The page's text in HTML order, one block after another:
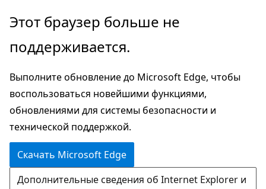
Пропустить
перейти
основному
содержимому
Этот браузер больше не
поддерживается.
Выполните обновление до Microsoft Edge, чтобы
воспользоваться новейшими функциями,
обновлениями для системы безопасности и
технической поддержкой.
Скачать Microsoft Edge
Дополнительные сведения об Internet Explorer и